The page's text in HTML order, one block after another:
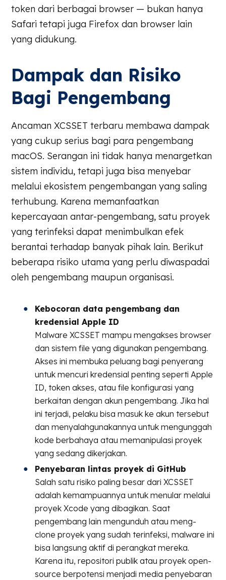
token dari berbagai browser — bukan hanya
Safari tetapi juga Firefox dan browser lain
yang didukung.
Dampak dan Risiko
Bagi Pengembang
Ancaman XCSSET terbaru membawa dampak
yang cukup serius bagi para pengembang
macOS. Serangan ini tidak hanya menargetkan
sistem individu, tetapi juga bisa menyebar
melalui ekosistem pengembangan yang saling
terhubung. Karena memanfaatkan
kepercayaan antar-pengembang, satu proyek
yang terinfeksi dapat menimbulkan efek
berantai terhadap banyak pihak lain. Berikut
beberapa risiko utama yang perlu diwaspadai
oleh pengembang maupun organisasi.
Kebocoran data pengembang dan
kredensial Apple ID
Malware XCSSET mampu mengakses browser
dan sistem file yang digunakan pengembang.
Akses ini membuka peluang bagi penyerang
untuk mencuri kredensial penting seperti Apple
ID, token akses, atau file konfigurasi yang
berkaitan dengan akun pengembang. Jika hal
ini terjadi, pelaku bisa masuk ke akun tersebut
dan menyalahgunakannya untuk mengunggah
kode berbahaya atau memanipulasi proyek
yang sedang dikerjakan.
Penyebaran lintas proyek di GitHub
Salah satu risiko paling besar dari XCSSET
adalah kemampuannya untuk menular melalui
proyek Xcode yang dibagikan. Saat
pengembang lain mengunduh atau meng-
clone proyek yang sudah terinfeksi, malware ini
bisa langsung aktif di perangkat mereka.
Karena itu, repositori publik atau proyek open-
source berpotensi menjadi media penyebaran